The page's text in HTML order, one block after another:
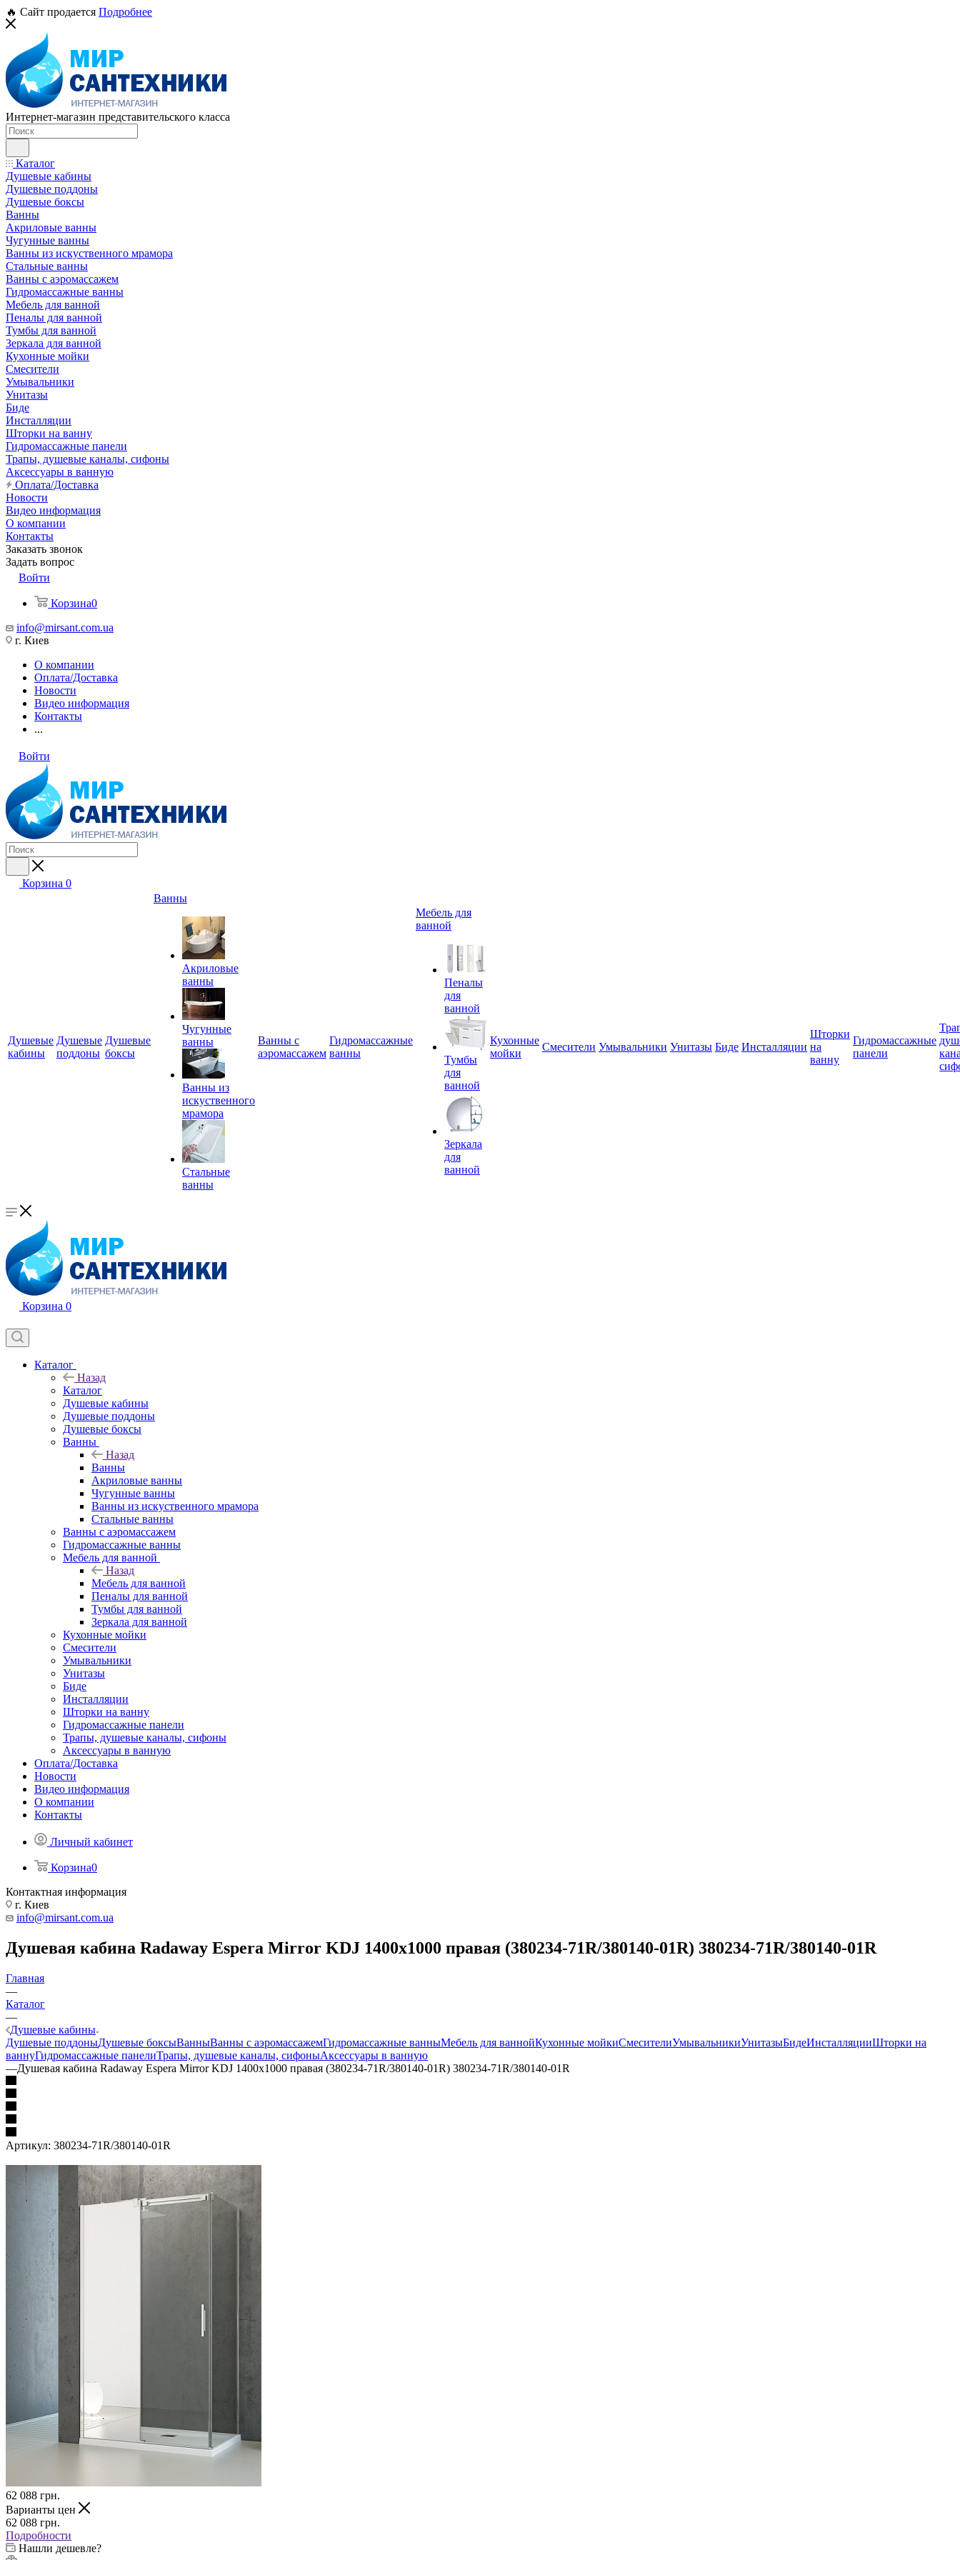
🔥 Сайт продается Подробнее
Интернет-магазин представительского класса
Каталог
Душевые кабины
Душевые поддоны
Душевые боксы
Ванны
Акриловые ванны
Чугунные ванны
Ванны из искуственного мрамора
Стальные ванны
Ванны с аэромассажем
Гидромассажные ванны
Мебель для ванной
Пеналы для ванной
Тумбы для ванной
Зеркала для ванной
Кухонные мойки
Смесители
Умывальники
Унитазы
Биде
Инсталляции
Шторки на ванну
Гидромассажные панели
Трапы, душевые каналы, сифоны
Аксессуары в ванную
Оплата/Доставка
Новости
Видео информация
О компании
Контакты
Заказать звонок
Задать вопрос
Войти
Корзина0
info@mirsant.com.ua
г. Киев
О компании
Оплата/Доставка
Новости
Видео информация
Контакты
...
Войти
Корзина 0
Душевые
кабины
Душевые
поддоны
Душевые
боксы
Ванны
Акриловые
ванны
Чугунные
ванны
Ванны из
искуственного
мрамора
Стальные
ванны
Ванны с
аэромассажем
Гидромассажные
ванны
Мебель для
ванной
Пеналы
для
ванной
Тумбы
для
ванной
Зеркала
для
ванной
Кухонные
мойки
Смесители Умывальники Унитазы Биде Инсталляции
Шторки
на
ванну
Гидромассажные
панели
Корзина 0
Каталог
Назад
Каталог
Душевые кабины
Душевые поддоны
Душевые боксы
Ванны
Назад
Ванны
Акриловые ванны
Чугунные ванны
Ванны из искуственного мрамора
Стальные ванны
Ванны с аэромассажем
Гидромассажные ванны
Мебель для ванной
Назад
Мебель для ванной
Пеналы для ванной
Тумбы для ванной
Зеркала для ванной
Кухонные мойки
Смесители
Умывальники
Унитазы
Биде
Инсталляции
Шторки на ванну
Гидромассажные панели
Трапы, душевые каналы, сифоны
Аксессуары в ванную
Оплата/Доставка
Новости
Видео информация
О компании
Контакты
Личный кабинет
Корзина0
Контактная информация
г. Киев
info@mirsant.com.ua
Душевая кабина Radaway Espera Mirror KDJ 1400x1000 правая (380234-71R/380140-01R) 380234-71R/380140-01R
Главная
—
Каталог
—
Душевые кабины
Душевые поддоныДушевые боксыВанныВанны с аэромассажемГидромассажные ванныМебель для ваннойКухонные мойкиСмесителиУмывальникиУнитазыБидеИнсталляцииШторки на
ваннуГидромассажные панелиТрапы, душевые каналы, сифоныАксессуары в ванную
—Душевая кабина Radaway Espera Mirror KDJ 1400x1000 правая (380234-71R/380140-01R) 380234-71R/380140-01R
Артикул: 380234-71R/380140-01R
62 088 грн.
Варианты цен
62 088 грн.
Подробности
Нашли дешевле?